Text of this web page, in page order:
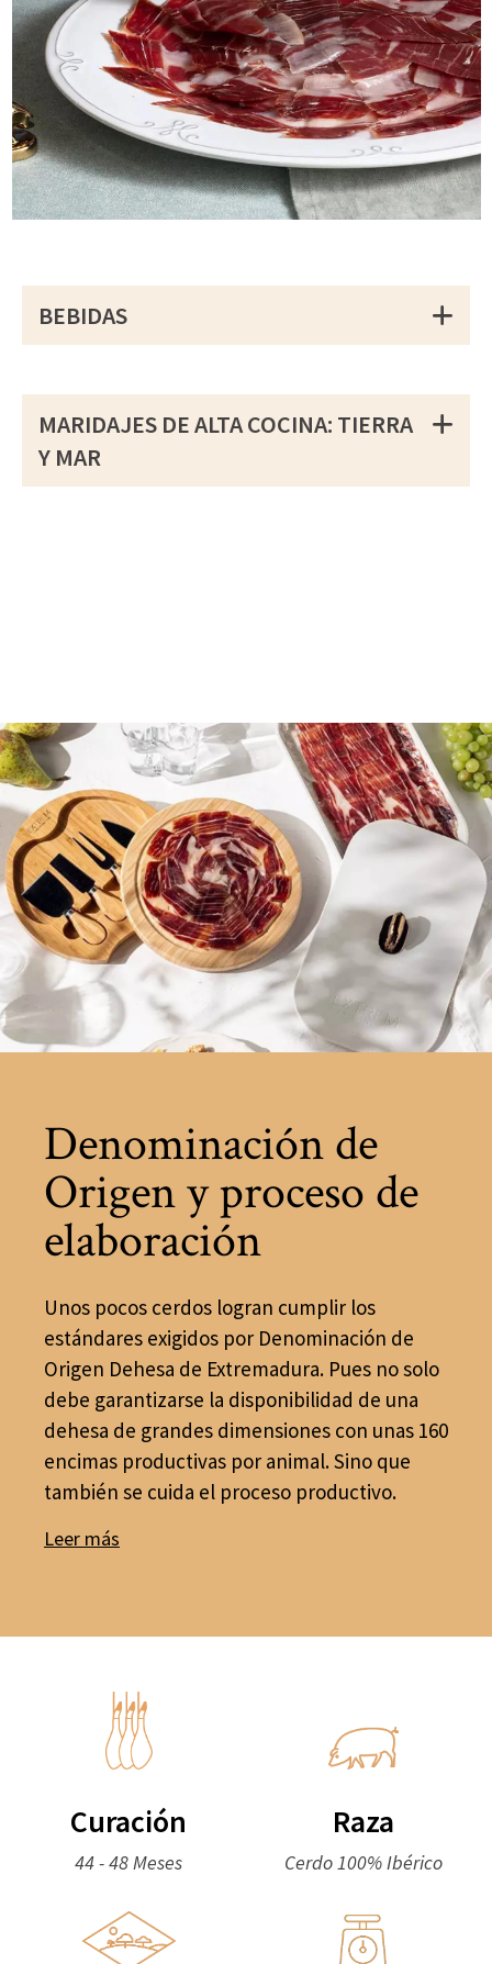
BEBIDAS
MARIDAJES DE ALTA COCINA: TIERRA
Y MAR
Denominación de
Origen y proceso de
elaboración
Unos pocos cerdos logran cumplir los
estándares exigidos por Denominación de
Origen Dehesa de Extremadura. Pues no solo
debe garantizarse la disponibilidad de una
dehesa de grandes dimensiones con unas 160
encimas productivas por animal. Sino que
también se cuida el proceso productivo.
Leer más
Curación
44 - 48 Meses
Raza
Cerdo 100% Ibérico